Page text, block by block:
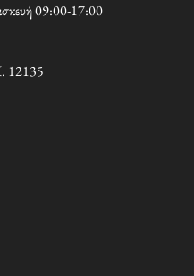
09:00-17:00
12135